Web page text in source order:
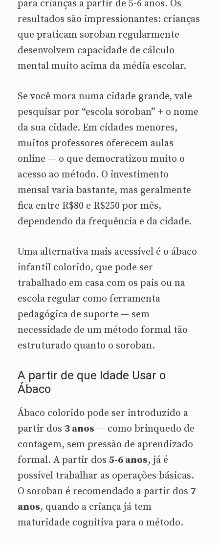
para crianças a partir de 5-6 anos. Os
resultados são impressionantes: crianças
que praticam soroban regularmente
desenvolvem capacidade de cálculo
mental muito acima da média escolar.
Se você mora numa cidade grande, vale
pesquisar por “escola soroban” + o nome
da sua cidade. Em cidades menores,
muitos professores oferecem aulas
online — o que democratizou muito o
acesso ao método. O investimento
mensal varia bastante, mas geralmente
fica entre R$80 e R$250 por mês,
dependendo da frequência e da cidade.
Uma alternativa mais acessível é o ábaco
infantil colorido, que pode ser
trabalhado em casa com os pais ou na
escola regular como ferramenta
pedagógica de suporte — sem
necessidade de um método formal tão
estruturado quanto o soroban.
A partir de que Idade Usar o
Ábaco
Ábaco colorido pode ser introduzido a
partir dos 3 anos — como brinquedo de
contagem, sem pressão de aprendizado
formal. A partir dos 5-6 anos, já é
possível trabalhar as operações básicas.
O soroban é recomendado a partir dos 7
anos, quando a criança já tem
maturidade cognitiva para o método.